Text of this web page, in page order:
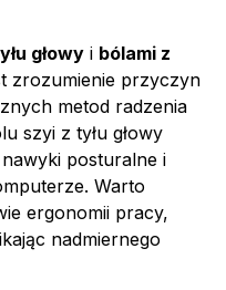
głowy i bólami z
zrozumienie przyczyn
metod radzenia
szyi z tyłu głowy
posturalne i
Warto
ergonomii pracy,
nadmiernego